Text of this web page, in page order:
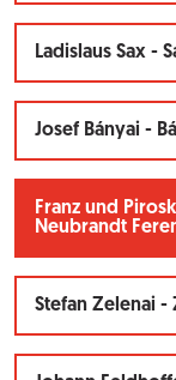
Ladislaus Sax -
Josef Bányai -
Franz und
Neubrandt
Stefan Zelenai -